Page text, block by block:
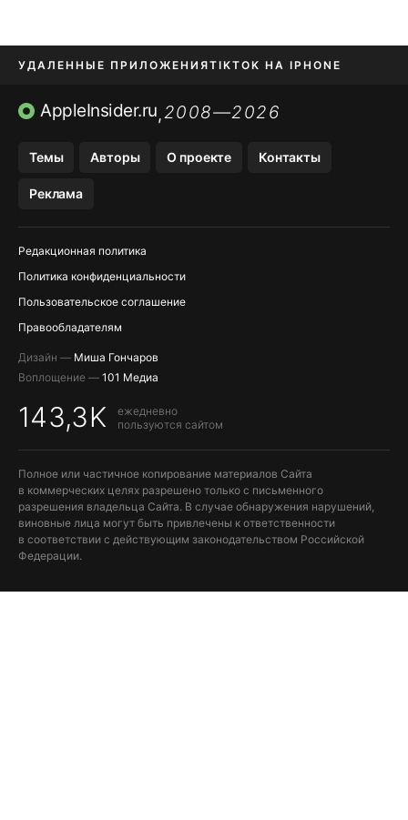
УДАЛЕННЫЕ ПРИЛОЖЕНИЯTIKTOK НА IPHONE
ПРИЛОЖЕНИЯ БЕЗ APP STORE
AppleInsider.ru,2008—2026
Темы Авторы О проекте Контакты
Реклама
Редакционная политика
Политика конфиденциальности
Пользовательское соглашение
Правообладателям
Дизайн — Миша Гончаров
Воплощение — 101 Медиа
143,3K
ежедневно
пользуются сайтом
Полное или частичное копирование материалов Сайта
в коммерческих целях разрешено только с письменного
разрешения владельца Сайта. В случае обнаружения нарушений,
виновные лица могут быть привлечены к ответственности
в соответствии с действующим законодательством Российской
Федерации.